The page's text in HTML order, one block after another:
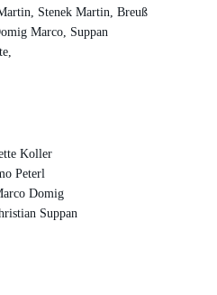
Stenek Martin, Breuß
Marco, Suppan
Koller
Peterl
Domig
Suppan